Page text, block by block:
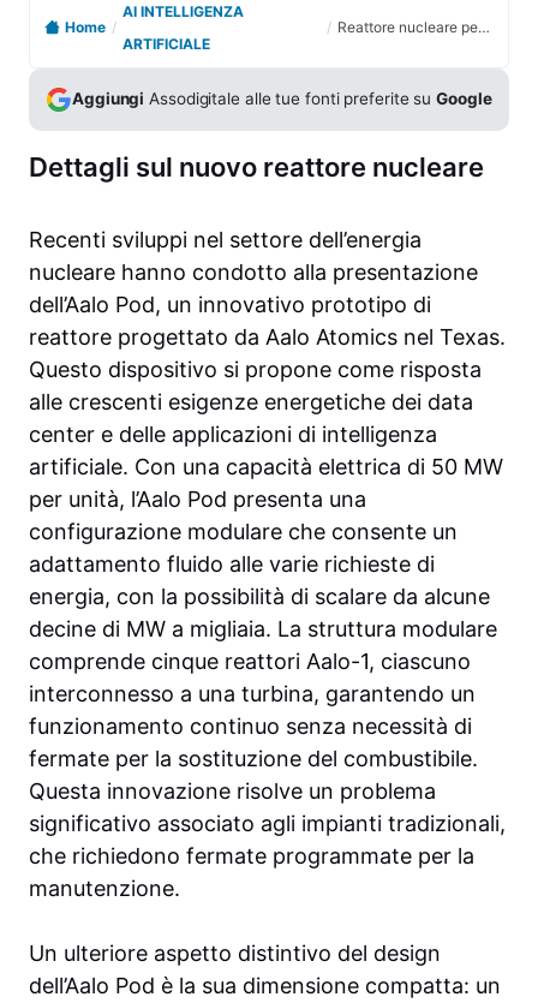
Home /
AI INTELLIGENZA
ARTIFICIALE
/ Reattore nucleare per potenziare l’intelligenza artificiale e rivoluzionare la tecnologia moderna
Aggiungi Assodigitale alle tue fonti preferite suGoogle
Dettagli sul nuovo reattore nucleare
Recenti sviluppi nel settore dell’energia
nucleare hanno condotto alla presentazione
dell’Aalo Pod, un innovativo prototipo di
reattore progettato da Aalo Atomics nel Texas.
Questo dispositivo si propone come risposta
alle crescenti esigenze energetiche dei data
center e delle applicazioni di intelligenza
artificiale. Con una capacità elettrica di 50 MW
per unità, l’Aalo Pod presenta una
configurazione modulare che consente un
adattamento fluido alle varie richieste di
energia, con la possibilità di scalare da alcune
decine di MW a migliaia. La struttura modulare
comprende cinque reattori Aalo-1, ciascuno
interconnesso a una turbina, garantendo un
funzionamento continuo senza necessità di
fermate per la sostituzione del combustibile.
Questa innovazione risolve un problema
significativo associato agli impianti tradizionali,
che richiedono fermate programmate per la
manutenzione.
Un ulteriore aspetto distintivo del design
dell’Aalo Pod è la sua dimensione compatta: un